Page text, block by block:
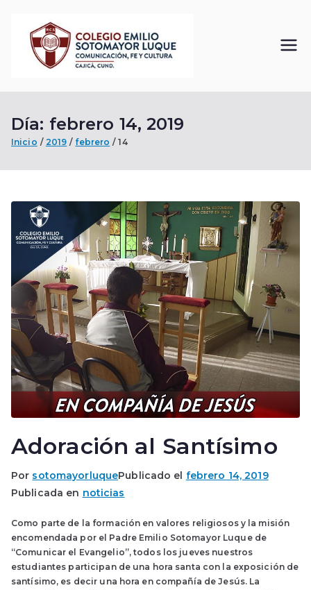
contenido
Sotom
ayor
Luque
Comunicación, Fe
Día: febrero 14, 2019
Inicio 2019 febrero 14
Adoración al Santísimo
Por sotomayorluquePublicado el febrero 14, 2019
Publicada en noticias
Como parte de la formación en valores religiosos y la misión
encomendada por el Padre Emilio Sotomayor Luque de
“Comunicar el Evangelio”, todos los jueves nuestros
estudiantes participan de una hora santa con la exposición de
santísimo, es decir una hora en compañía de Jesús. La